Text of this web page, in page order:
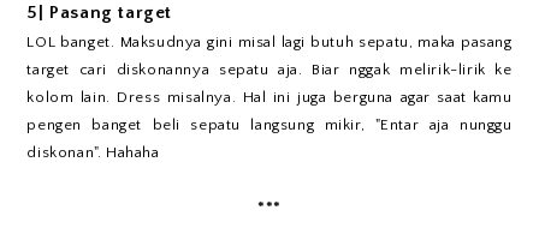
5| Pasang target
LOL banget. Maksudnya gini misal lagi butuh sepatu, maka pasang
target cari diskonannya sepatu aja. Biar nggak melirik-lirik ke
kolom lain. Dress misalnya. Hal ini juga berguna agar saat kamu
pengen banget beli sepatu langsung mikir, "Entar aja nunggu
diskonan". Hahaha
***